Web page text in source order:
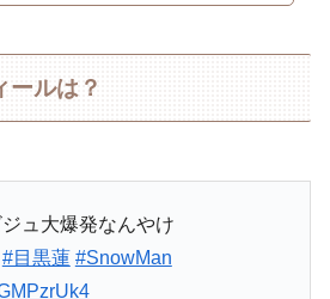
ールは？
ュ大爆発なんやけ
#目黒蓮 #SnowMan